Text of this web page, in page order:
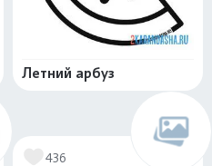
Летний арбуз
436